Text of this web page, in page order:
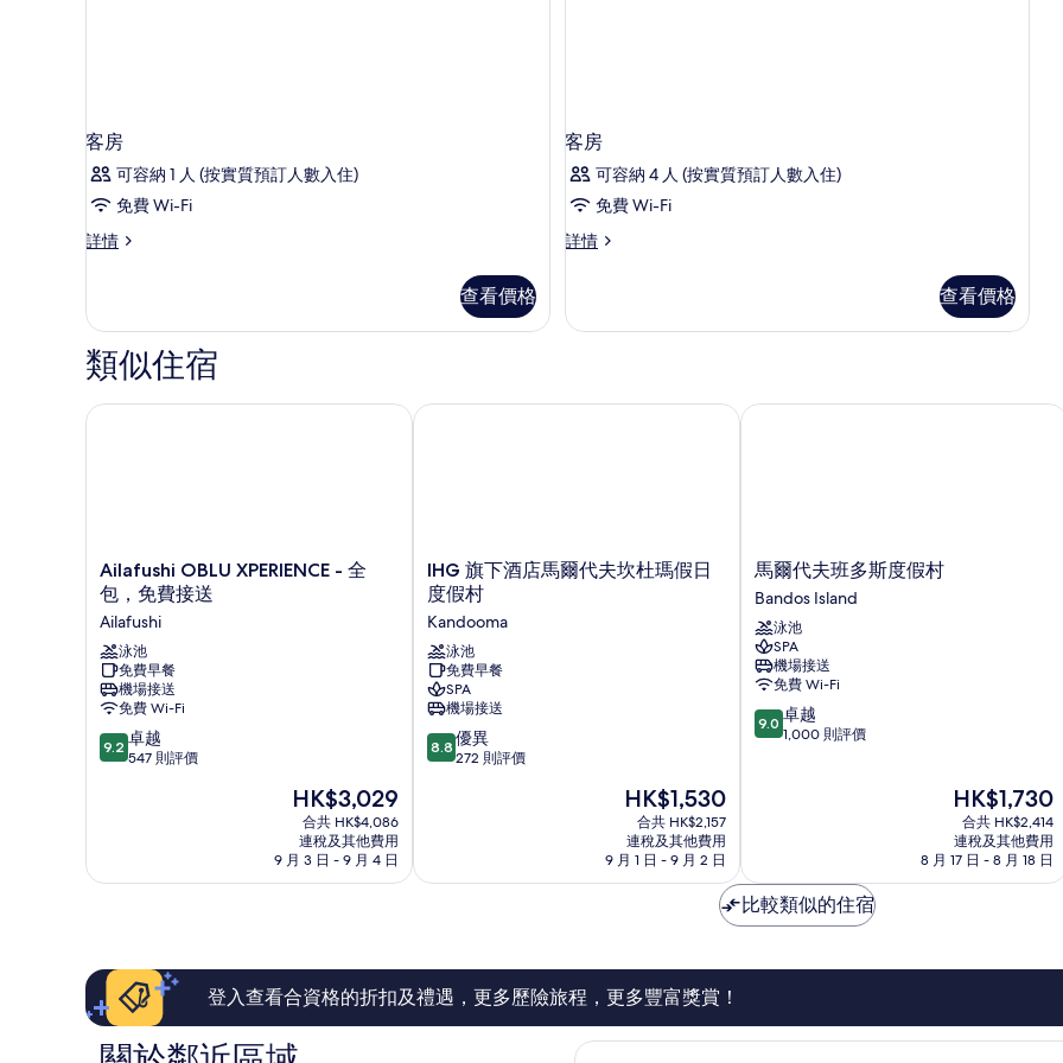
情
客房
可容納 1 人 (按實質預訂人數入住)
免費 Wi-Fi
詳情
客
查看價格
客房
可容納 4 人 (按實質預訂人數入住)
免費 Wi-Fi
詳情
客
查看價格
類似住宿
Ailafushi
OBLU
XPERIENCE
-
全
包，
免
費
接
送
Ailafushi OBLU XPERIENCE - 全
包，免費接送
Ailafushi
泳池
免費早餐
機場接送
免費 Wi-Fi
9.2
分
卓
評
篇
價
9.2 卓越
547 則評價
現
售
HK$3,029
HK$3,029
合共 HK$4,086
連稅及其他費用
9 月 3 日 - 9 月 4 日
Ailafushi OBLU XPERIENCE - 全包，免費接送
IHG
旗
下
酒
店
馬
爾
代
夫
坎
假
IHG 旗下酒店馬爾代夫坎杜瑪假日
度假村
Kandooma
泳池
免費早餐
SPA
機場接送
8.8
分
優
評
價
8.8 優異
272 則評價
現
售
HK$1,530
HK$1,530
合共 HK$2,157
連稅及其他費用
9 月 1 日 - 9 月 2 日
IHG 旗下酒店馬爾代夫坎杜瑪假日度假村
馬
爾
代
夫
班
多
斯
度
假
馬爾代夫班多斯度假村
Bandos Island
泳池
SPA
機場接送
免費 Wi-Fi
9.0
分
越，
1,000
則
價
價
9.0 卓越
1,000 則評價
現
售
HK$1,730
HK$1,730
合共 HK$2,414
連稅及其他費用
8 月 17 日 - 8 月 18 日
馬爾代夫班多斯度假村
比較類似的住宿
登入查看合資格的折扣及禮遇，更多歷險旅程，更多豐富獎賞！